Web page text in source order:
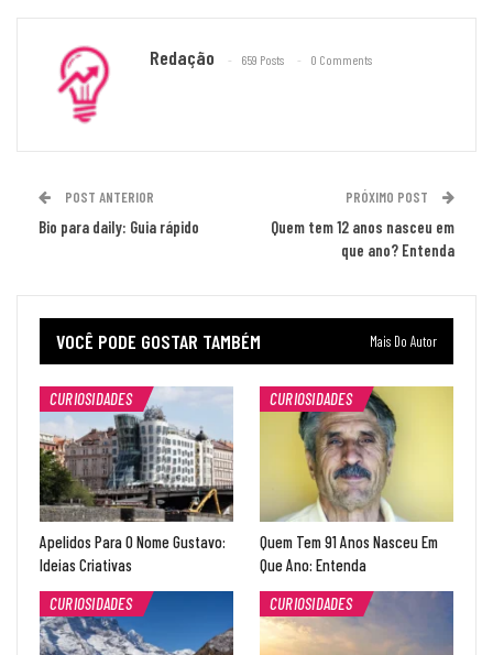
Redação 659 Posts 0 Comments
POST ANTERIOR
Bio para daily: Guia rápido
PRÓXIMO POST
Quem tem 12 anos nasceu em
que ano? Entenda
VOCÊ PODE GOSTAR TAMBÉM Mais Do Autor
CURIOSIDADES
Apelidos Para O Nome Gustavo:
Ideias Criativas
CURIOSIDADES
Quem Tem 91 Anos Nasceu Em
Que Ano: Entenda
CURIOSIDADES
CURIOSIDADES